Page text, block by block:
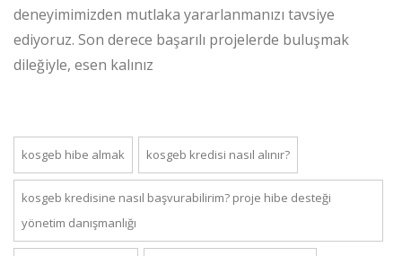
deneyimimizden mutlaka yararlanmanızı tavsiye
ediyoruz. Son derece başarılı projelerde buluşmak
dileğiyle, esen kalınız
kosgeb hibe almak kosgeb kredisi nasıl alınır?
kosgeb kredisine nasıl başvurabilirim? proje hibe desteği
yönetim danışmanlığı